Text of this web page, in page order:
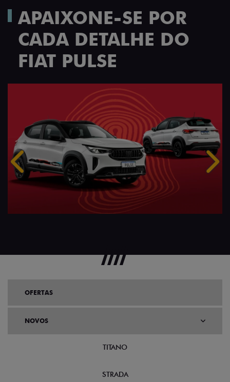
APAIXONE-SE POR
CADA DETALHE DO
FIAT PULSE
Anterior
OFERTAS
NOVOS
TITANO
STRADA